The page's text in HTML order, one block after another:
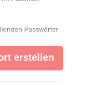
Passwörter